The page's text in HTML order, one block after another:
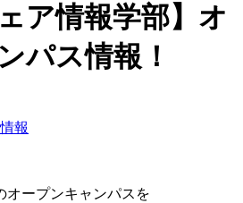
ア情報学部】オ
パス情報！
報
オープンキャンパスを